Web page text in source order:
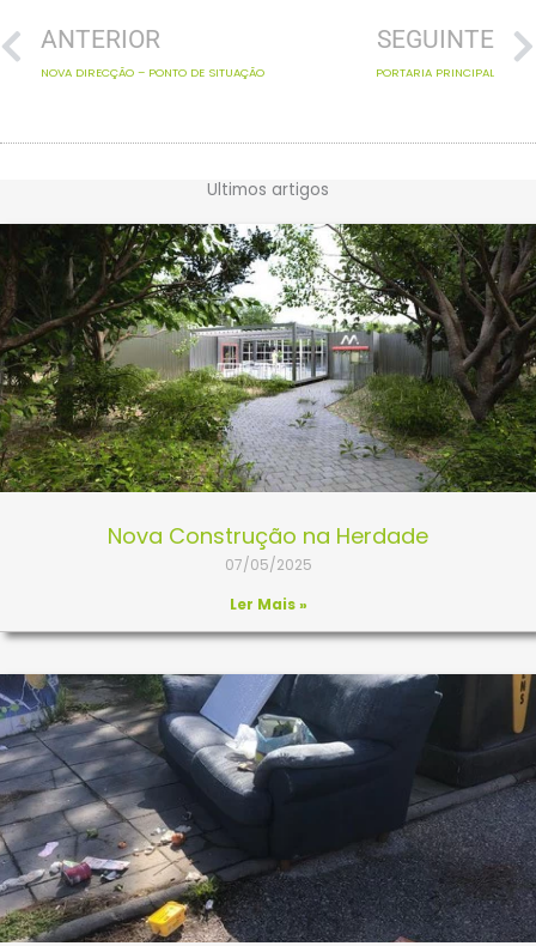
ANTERIOR
NOVA DIRECÇÃO – PONTO DE SITUAÇÃO
SEGUINTE
PORTARIA PRINCIPAL
Ultimos artigos
Nova Construção na Herdade
07/05/2025
Ler Mais »